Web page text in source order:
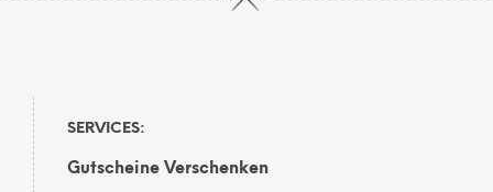
SERVICES:
Gutscheine Verschenken